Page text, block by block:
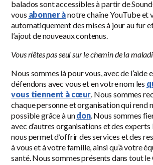
balados sont accessibles à partir de
vous abonner ànotre chaîne YouTube et
automatiquement des mises à jour au fur
l’ajout de nouveaux contenus.
Vous n’êtes pas seul sur le chemin de la
Nous sommes là pour vous, avec de l’aide
défendons avec vous et en votre nom les
vous tiennent à cœur . Nous sommes
chaque personne et organisation qui rend
possible grâce à undon. Nous sommes
avec d’autres organisations et des experts
nous permet d’offrir des services et des
à vous et à votre famille, ainsi qu’à votre
santé. Nous sommes présents dans tout le